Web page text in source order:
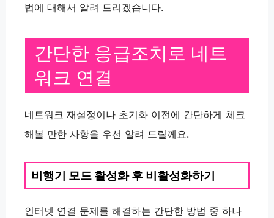
법에 대해서 알려 드리겠습니다.
간단한 응급조치로 네트
워크 연결
네트워크 재설정이나 초기화 이전에 간단하게 체크
해볼 만한 사항을 우선 알려 드릴께요.
비행기 모드 활성화 후 비활성화하기
인터넷 연결 문제를 해결하는 간단한 방법 중 하나